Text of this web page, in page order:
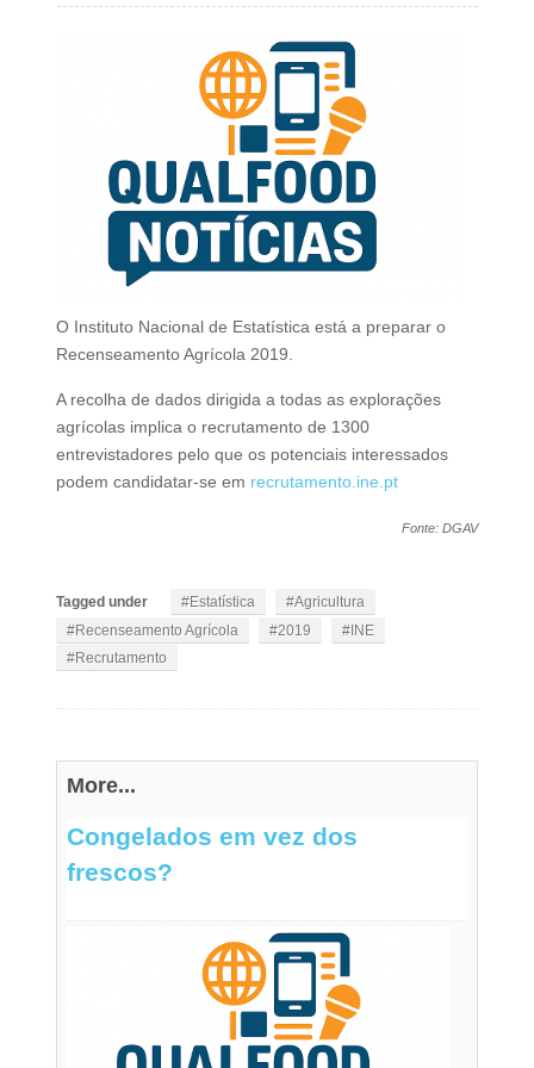
O Instituto Nacional de Estatística está a preparar o
Recenseamento Agrícola 2019.
A recolha de dados dirigida a todas as explorações
agrícolas implica o recrutamento de 1300
entrevistadores pelo que os potenciais interessados
podem candidatar-se em recrutamento.ine.pt
Fonte: DGAV
Tagged under Estatística
Agricultura
Recenseamento Agrícola
2019
INE
Recrutamento
More...
Congelados em vez dos
frescos?